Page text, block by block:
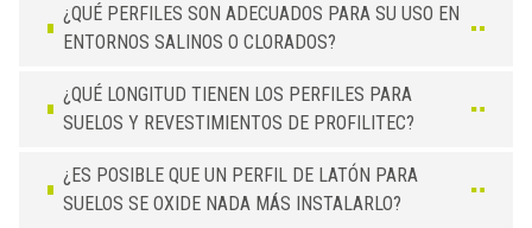
¿QUÉ PERFILES SON ADECUADOS PARA SU USO EN
ENTORNOS SALINOS O CLORADOS?
¿QUÉ LONGITUD TIENEN LOS PERFILES PARA
SUELOS Y REVESTIMIENTOS DE PROFILITEC?
¿ES POSIBLE QUE UN PERFIL DE LATÓN PARA
SUELOS SE OXIDE NADA MÁS INSTALARLO?